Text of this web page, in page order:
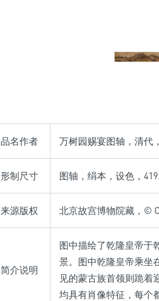
品名作者 万树园赐宴图轴，清代
形制尺寸 图轴，绢本，设色，
来源版权 北京故宫博物院藏，©
简介说明
图中描绘了乾隆皇帝于
景。图中乾隆皇帝乘坐
见的蒙古族首领则跪着
均具有肖像特征，每个